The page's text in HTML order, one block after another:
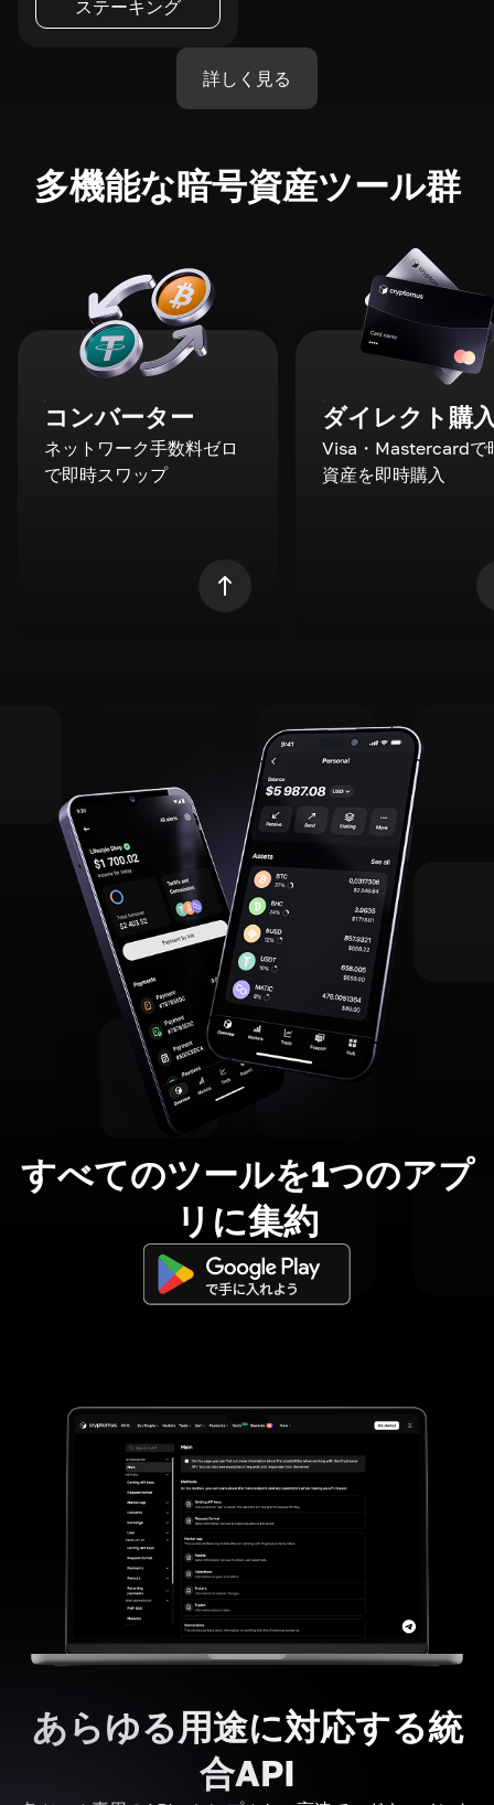
ステーキング
詳しく見る
多機能な暗号資産ツール群
コンバーター
ネットワーク手数料ゼロ
で即時スワップ
ダイレクト購
Visa・Mastercardで
資産を即時購入
すべてのツールを1つのアプ
リに集約
あらゆる用途に対応する統
合API